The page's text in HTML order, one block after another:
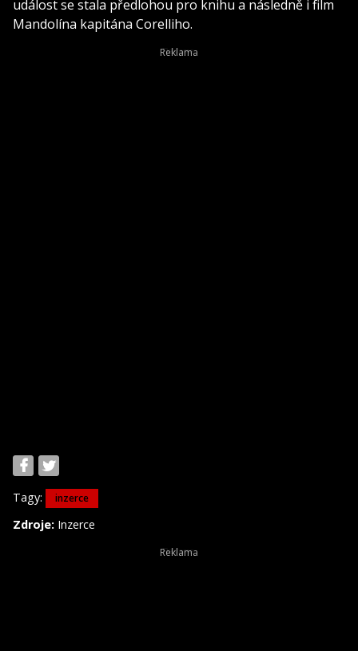
událost se stala předlohou pro knihu a následně i film
Mandolína kapitána Corelliho.
Tagy: inzerce
Zdroje: Inzerce